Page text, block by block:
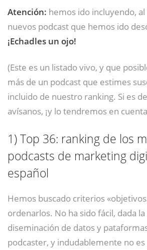
Atención: hemos ido incluyendo,
nuevos podcast que hemos ido
¡Echadles un ojo!
(Este es un listado vivo, y que
más de un podcast que estimes
incluido de nuestro ranking. Si es
avísanos, ¡y lo tendremos en
1)Top 36: ranking de los
podcasts de marketing
español
Hemos buscado criterios
ordenarlos. No ha sido fácil, dada
diseminación de datos y
podcaster, y indudablemente no